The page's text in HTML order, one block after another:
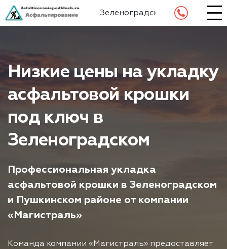
Зеленоградский
Низкие цены на укладку
асфальтовой крошки
под ключ в
Зеленоградском
Профессиональная укладка
асфальтовой крошки в Зеленоградском
и Пушкинском районе от компании
«Магистраль»
Команда компании «Магистраль» предоставляет